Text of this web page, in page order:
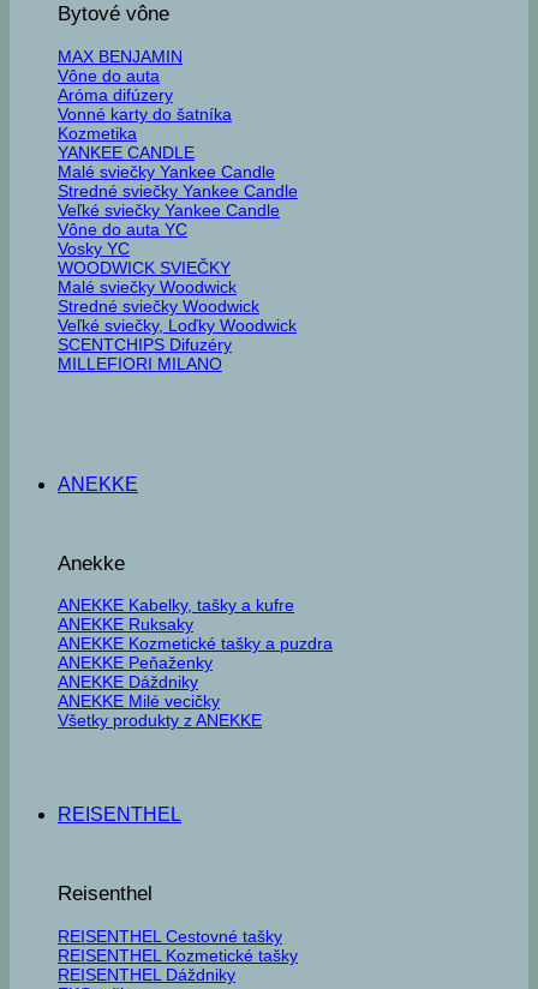
Bytové vône
MAX BENJAMIN
Vône do auta
Aróma difúzery
Vonné karty do šatníka
Kozmetika
YANKEE CANDLE
Malé sviečky Yankee Candle
Stredné sviečky Yankee Candle
Veľké sviečky Yankee Candle
Vône do auta YC
Vosky YC
WOODWICK SVIEČKY
Malé sviečky Woodwick
Stredné sviečky Woodwick
Veľké sviečky, Loďky Woodwick
SCENTCHIPS Difuzéry
MILLEFIORI MILANO
ANEKKE
Anekke
ANEKKE Kabelky, tašky a kufre
ANEKKE Ruksaky
ANEKKE Kozmetické tašky a puzdra
ANEKKE Peňaženky
ANEKKE Dáždniky
ANEKKE Milé vecičky
Všetky produkty z ANEKKE
REISENTHEL
Reisenthel
REISENTHEL Cestovné tašky
REISENTHEL Kozmetické tašky
REISENTHEL Dáždniky